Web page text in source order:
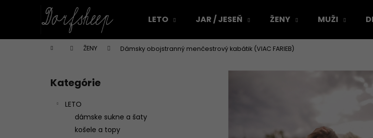
LETO JAR / JESEŇ ŽENY MUŽI
Domov ŽENY Dámsky obojstranný menčestrový kabátik (VIAC FARIEB)
Preskočiť
kategórie
Kategórie
LETO
dámske sukne a šaty
košele a topy
í
Späť
do
Späť
do
Čo potrebujete nájsť?
Odporúčame